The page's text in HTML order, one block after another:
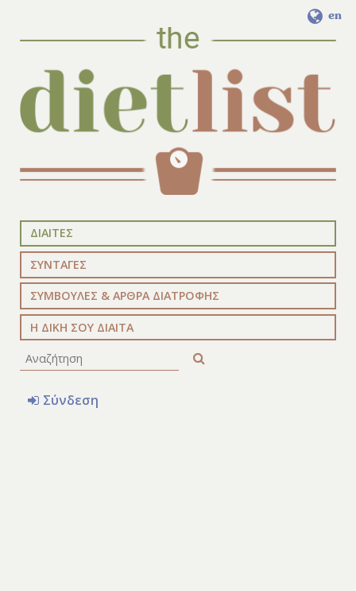
en
ΔΙΑΙΤΕΣ
ΣΥΝΤΑΓΕΣ
ΣΥΜΒΟΥΛΕΣ & ΑΡΘΡΑ ΔΙΑΤΡΟΦΗΣ
Η ΔΙΚΗ ΣΟΥ ΔΙΑΙΤΑ
Σύνδεση